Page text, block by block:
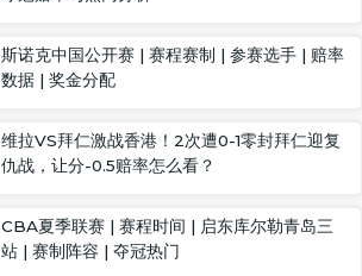
斯诺克中国公开赛 | 赛程赛制 | 参赛选手 | 赔率
数据 | 奖金分配
维拉VS拜仁激战香港！2次遭0-1零封拜仁迎复
仇战，让分-0.5赔率怎么看？
CBA夏季联赛 | 赛程时间 | 启东库尔勒青岛三
站 | 赛制阵容 | 夺冠热门